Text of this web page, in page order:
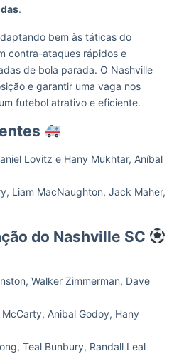
.
bem às táticas do
contra-ataques rápidos e
de bola parada. O Nashville
e garantir uma vaga nos
futebol atrativo e eficiente.
Lovitz e Hany Mukhtar, Aníbal
Liam MacNaughton, Jack Maher,
do Nashville SC
Walker Zimmerman, Dave
McCarty, Anibal Godoy, Hany
Teal Bunbury, Randall Leal